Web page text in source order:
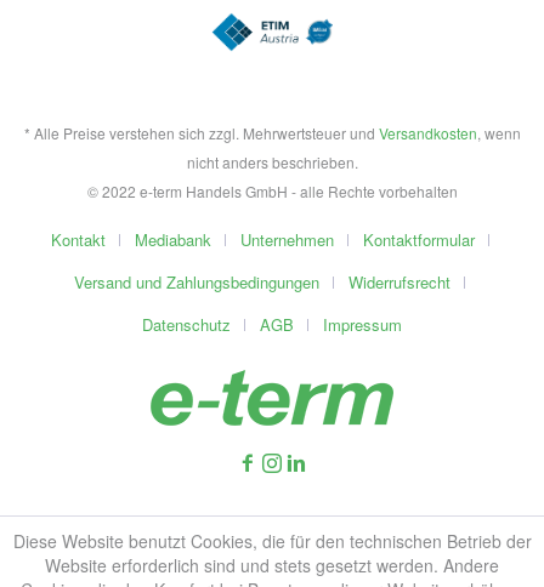
* Alle Preise verstehen sich zzgl. Mehrwertsteuer und Versandkosten, wenn
nicht anders beschrieben.
© 2022 e-term Handels GmbH - alle Rechte vorbehalten
Kontakt Mediabank Unternehmen
Kontaktformular
Versand und Zahlungsbedingungen
Widerrufsrecht
Datenschutz
AGB Impressum
Diese Website benutzt Cookies, die für den technischen Betrieb der
Website erforderlich sind und stets gesetzt werden. Andere